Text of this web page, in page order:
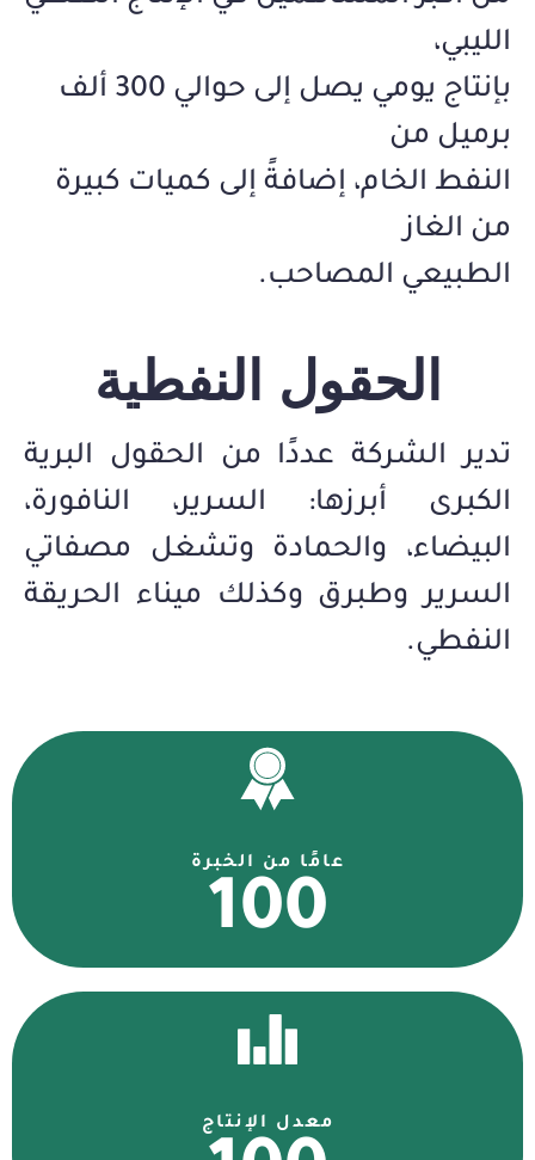
الليبي،
بإنتاج يومي يصل إلى حوالي 300 ألف
برميل من
النفط الخام، إضافةً إلى كميات كبيرة
من الغاز
الطبيعي المصاحب.
الحقول النفطية
تدير الشركة عددًا من الحقول البرية
الكبرى أبرزها: السرير، النافورة،
البيضاء، والحمادة وتشغل مصفاتي
السرير وطبرق وكذلك ميناء الحريقة
النفطي.
عامًا من الخبرة
100
معدل الإنتاج